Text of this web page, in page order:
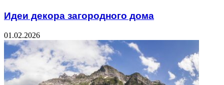
Идеи декора загородного дома
01.02.2026